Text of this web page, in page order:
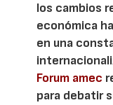
los cambios
económica
en una
Forum amec
para debatir